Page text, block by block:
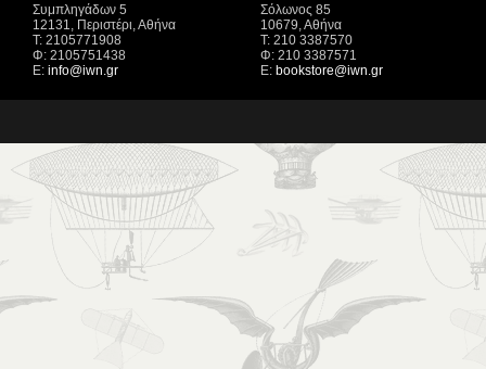
Συμπληγάδων 5
12131, Περιστέρι, Αθήνα
Τ: 2105771908
Φ: 2105751438
Ε: info@iwn.gr
Σόλωνος 85
10679, Αθήνα
Τ: 210 3387570
Φ: 210 3387571
Ε: bookstore@iwn.gr